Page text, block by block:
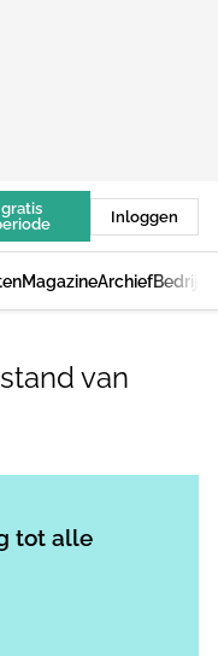
Inloggen
MagazineArchief
van
tot alle